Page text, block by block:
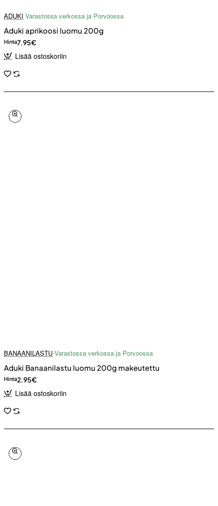
ADUKI Varastossa verkossa ja Porvoossa
Aduki aprikoosi luomu 200g
Hinta7.95€
Lisää ostoskoriin
BANAANILASTU Varastossa verkossa ja Porvoossa
Aduki Banaanilastu luomu 200g makeutettu
Hinta2.95€
Lisää ostoskoriin